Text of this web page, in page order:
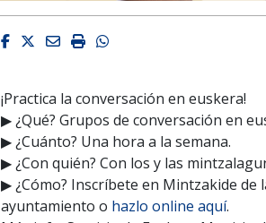
Facebook
Twitter
EmailImprimirWhatsapp
¡Practica la conversación en euskera!
▶ ¿Qué? Grupos de conversación en
▶ ¿Cuánto? Una hora a la semana.
▶ ¿Con quién? Con los y las
▶ ¿Cómo? Inscríbete en Mintzakide de
ayuntamiento o hazlo online aquí.